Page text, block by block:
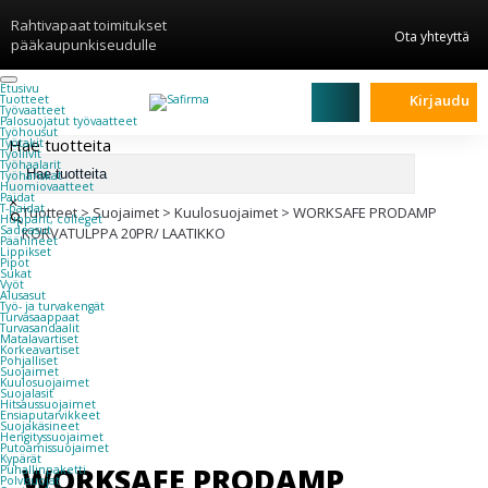
Rahtivapaat toimitukset
pääkaupunkiseudulle
Ota yhteyttä
Etusivu
Tuotteet
Työvaatteet
Palosuojatut työvaatteet
Työhousut
Työtakit
Työliivit
Työhaalarit
Työhanskat
Huomiovaatteet
Paidat
T-paidat
Hupparit, colleget
Sadeasut
Päähineet
Lippikset
Pipot
Sukat
Vyöt
Alusasut
Työ- ja turvakengät
Turvasaappaat
Turvasandaalit
Matalavartiset
Korkeavartiset
Pohjalliset
Suojaimet
Kuulosuojaimet
Suojalasit
Hitsaussuojaimet
Ensiaputarvikkeet
Suojakäsineet
Hengityssuojaimet
Putoamissuojaimet
Kypärät
Puhallinpaketti
Polvisuojat
Kirjaudu
Hae tuotteita
×
Tuotteet>Suojaimet > Kuulosuojaimet > WORKSAFE PRODAMP
KORVATULPPA 20PR/ LAATIKKO
WORKSAFE PRODAMP